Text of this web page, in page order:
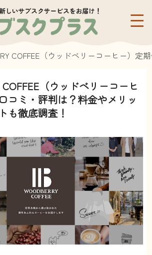
COFFEE（ウッドベリーコーヒー）
COFFEE（ウッドベリーコーヒ
コミ・評判は？料金やメリッ
も徹底調査！